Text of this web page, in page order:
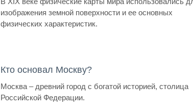
изображения земной поверхности и ее основных
физических характеристик.
Кто основал Москву?
Москва – древний город с богатой историей, столица
Российской Федерации.